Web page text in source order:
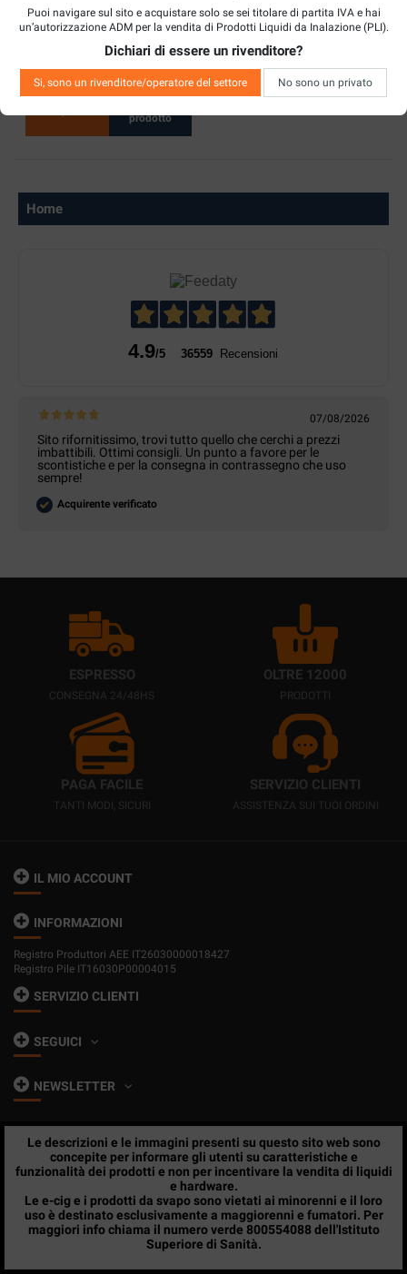
Puoi navigare sul sito e acquistare solo se sei titolare di partita IVA e hai
un’autorizzazione ADM per la vendita di Prodotti Liquidi da Inalazione (PLI).
Dichiari di essere un rivenditore?
Si, sono un rivenditore/operatore del settore No sono un privato
MINT POD PRECARICATA MONSTER
SVAPO 10ML
prodotto
Home
4.9/5 36559 Recensioni
07/08/2026
Sito rifornitissimo, trovi tutto quello che cerchi a prezzi
imbattibili. Ottimi consigli. Un punto a favore per le
scontistiche e per la consegna in contrassegno che uso
sempre!
Acquirente verificato
ESPRESSO
CONSEGNA 24/48HS
OLTRE 12000
PRODOTTI
PAGA FACILE
TANTI MODI, SICURI
SERVIZIO CLIENTI
ASSISTENZA SUI TUOI ORDINI
IL MIO ACCOUNT
INFORMAZIONI
Registro Produttori AEE IT26030000018427
Registro Pile IT16030P00004015
SERVIZIO CLIENTI
SEGUICI
NEWSLETTER
Le descrizioni e le immagini presenti su questo sito web sono
concepite per informare gli utenti su caratteristiche e
funzionalità dei prodotti e non per incentivare la vendita di liquidi
e hardware.
Le e-cig e i prodotti da svapo sono vietati ai minorenni e il loro
uso è destinato esclusivamente a maggiorenni e fumatori. Per
maggiori info chiama il numero verde 800554088 dell'Istituto
Superiore di Sanità.